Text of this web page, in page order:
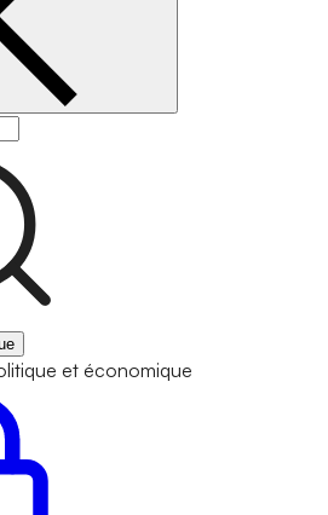
et économique